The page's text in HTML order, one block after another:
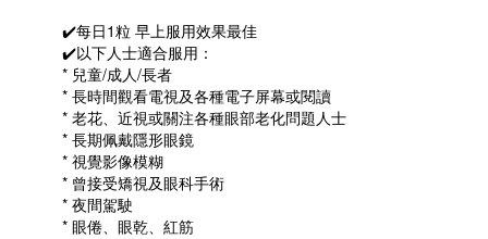
✔️每日1粒 早上服用效果最佳
✔️以下人士適合服用：
* 兒童/成人/長者
* 長時間觀看電視及各種電子屏幕或閱讀
* 老花、近視或關注各種眼部老化問題人士
* 長期佩戴隱形眼鏡
* 視覺影像模糊
* 曾接受矯視及眼科手術
* 夜間駕駛
* 眼倦、眼乾、紅筋